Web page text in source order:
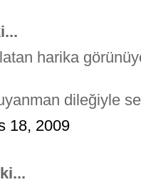
harika
dileğiyle
18, 2009